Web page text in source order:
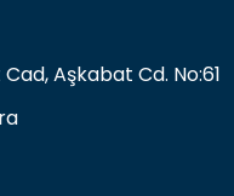
Aşkabat Cd. No:61